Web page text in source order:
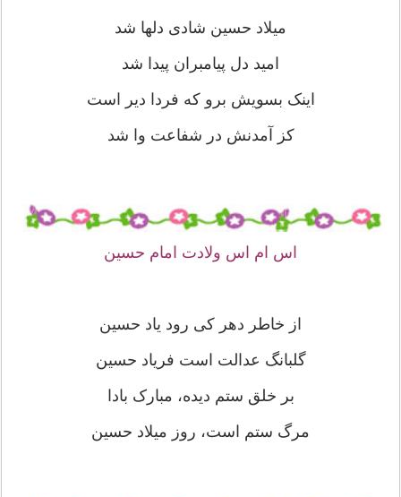
میلاد حسین شادى دلها شد
امید دل پیامبران پیدا شد
اینک بسویش برو که فردا دیر است
کز آمدنش در شفاعت وا شد
اس ام اس ولادت امام حسین
از خاطر دهر کى رود یاد حسین
گلبانگ عدالت است فریاد حسین
بر خلق ستم دیده، مبارک بادا
مرگ ستم است، روز میلاد حسین